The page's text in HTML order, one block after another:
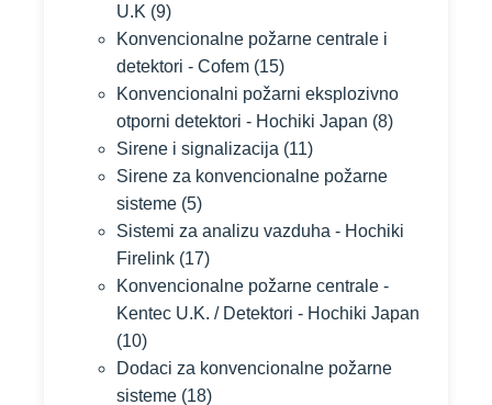
U.K (9)
Konvencionalne požarne centrale i
detektori - Cofem (15)
Konvencionalni požarni eksplozivno
otporni detektori - Hochiki Japan (8)
Sirene i signalizacija (11)
Sirene za konvencionalne požarne
sisteme (5)
Sistemi za analizu vazduha - Hochiki
Firelink (17)
Konvencionalne požarne centrale -
Kentec U.K. / Detektori - Hochiki Japan
(10)
Dodaci za konvencionalne požarne
sisteme (18)